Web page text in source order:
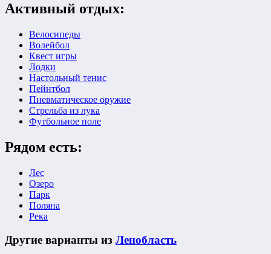
Активный отдых:
Велосипеды
Волейбол
Квест игры
Лодки
Настольный тенис
Пейнтбол
Пневматическое оружие
Стрельба из лука
Футбольное поле
Рядом есть:
Лес
Озеро
Парк
Поляна
Река
Другие варианты из Ленобласть